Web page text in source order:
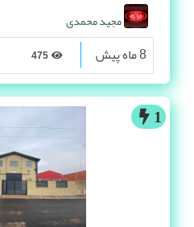
مجید محمدی
8 ماه پیش
1